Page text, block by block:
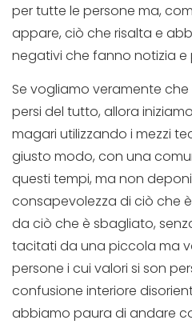
per tutte le persone ma,
appare, ciò che risalta e
negativi che fanno notizia e
Se vogliamo veramente
persi del tutto, allora
magari utilizzando i mezzi
giusto modo, con una
questi tempi, ma non
consapevolezza di ciò che
da ciò che è sbagliato,
tacitati da una piccola ma
persone i cui valori si son
confusione interiore
abbiamo paura di andare